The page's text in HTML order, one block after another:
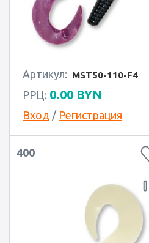
Артикул: MST50-110-F4
РРЦ: 0.00 BYN
Вход / Регистрация
400